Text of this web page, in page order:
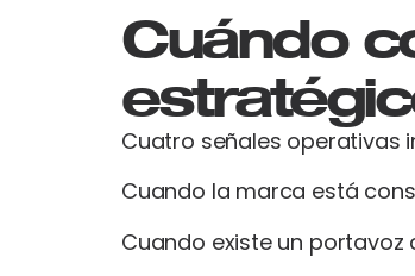
Cuándo
Cuatro señales operativas
Cuando la marca está
Cuando existe un